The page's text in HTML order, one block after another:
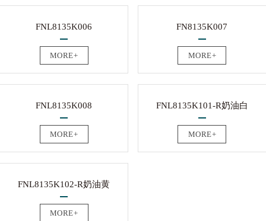
FNL8135K006
MORE+
FN8135K007
MORE+
FNL8135K008
MORE+
FNL8135K101-R奶油白
MORE+
FNL8135K102-R奶油黄
MORE+